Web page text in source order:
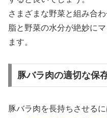
さまざまな野菜と組み合
脂と野菜の水分が絶妙に
ます。
豚バラ肉の適切な保
豚バラ肉を長持ちさせる